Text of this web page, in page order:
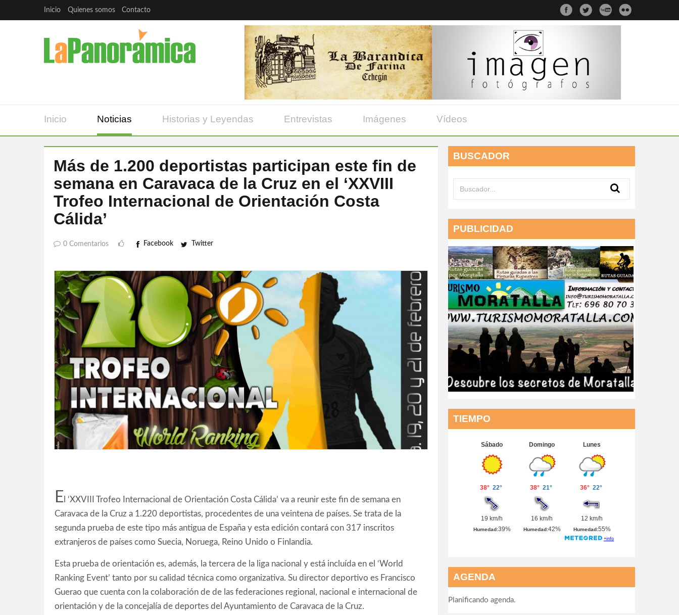
Inicio Quienes somos Contacto
Inicio Noticias Historias y Leyendas Entrevistas Imágenes Vídeos
Más de 1.200 deportistas participan este fin de
semana en Caravaca de la Cruz en el ‘XXVIII
Trofeo Internacional de Orientación Costa
Cálida’
0 Comentarios Facebook Twitter
E l ‘XXVIII Trofeo Internacional de Orientación Costa Cálida’ va a reunir este fin de semana en
Caravaca de la Cruz a 1.220 deportistas, procedentes de una veintena de países. Se trata de la
segunda prueba de este tipo más antigua de España y esta edición contará con 317 inscritos
extranjeros de países como Suecia, Noruega, Reino Unido o Finlandia.
Esta prueba de orientación es, además, la tercera de la liga nacional y está incluída en el ‘World
Ranking Event’ tanto por su calidad técnica como organizativa. Su director deportivo es Francisco
Guerao que cuenta con la colaboración de de las federaciones regional, nacional e internacional de
orientación y de la concejalía de deportes del Ayuntamiento de Caravaca de la Cruz.
BUSCADOR
PUBLICIDAD
TIEMPO
AGENDA
Planificando agenda.